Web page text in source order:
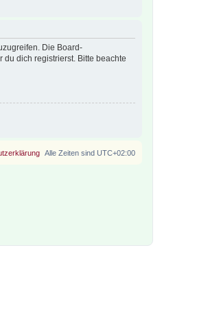
Die Board-
dich registrierst. Bitte beachte
Alle Zeiten sind UTC+02:00